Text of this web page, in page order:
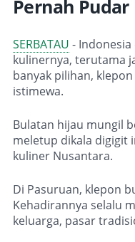
Pernah Pudar
SERBATAU -
kulinernya, terutama
banyak pilihan,
istimewa.
Bulatan hijau mungil
meletup dikala digigit
kuliner Nusantara.
Di Pasuruan, klepon
Kehadirannya selalu
keluarga, pasar